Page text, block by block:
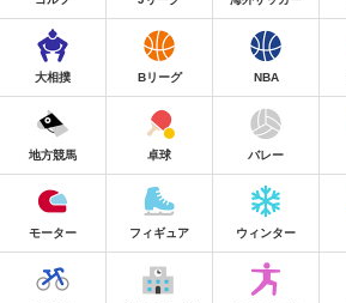
大相撲 Bリーグ NBA
地方競馬 卓球 バレー
モーター フィギュア ウィンター